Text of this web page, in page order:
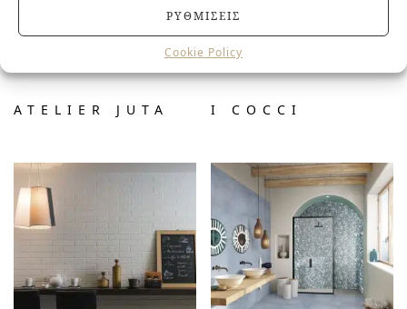
ΡΥΘΜΊΣΕΙΣ
Cookie Policy
ATELIER JUTA I COCCI